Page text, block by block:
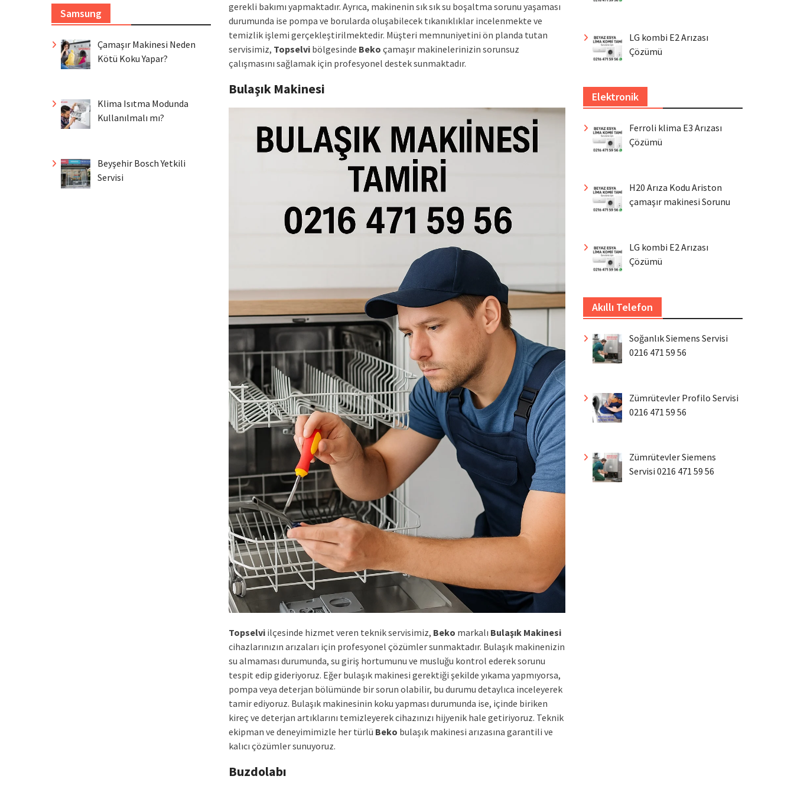
gerekli bakımı yapmaktadır. Ayrıca, makinenin sık sık su boşaltma sorunu yaşaması
durumunda ise pompa ve borularda oluşabilecek tıkanıklıklar incelenmekte ve
temizlik işlemi gerçekleştirilmektedir. Müşteri memnuniyetini ön planda tutan
servisimiz, Topselvi bölgesinde Beko çamaşır makinelerinizin sorunsuz
çalışmasını sağlamak için profesyonel destek sunmaktadır.
Bulaşık Makinesi
Topselvi ilçesinde hizmet veren teknik servisimiz, Beko markalı Bulaşık Makinesi
cihazlarınızın arızaları için profesyonel çözümler sunmaktadır. Bulaşık makinenizin
su almaması durumunda, su giriş hortumunu ve musluğu kontrol ederek sorunu
tespit edip gideriyoruz. Eğer bulaşık makinesi gerektiği şekilde yıkama yapmıyorsa,
pompa veya deterjan bölümünde bir sorun olabilir, bu durumu detaylıca inceleyerek
tamir ediyoruz. Bulaşık makinesinin koku yapması durumunda ise, içinde biriken
kireç ve deterjan artıklarını temizleyerek cihazınızı hijyenik hale getiriyoruz. Teknik
ekipman ve deneyimimizle her türlü Beko bulaşık makinesi arızasına garantili ve
kalıcı çözümler sunuyoruz.
Buzdolabı
LG kombi E2 Arızası
Çözümü
Elektronik
Ferroli klima E3 Arızası
Çözümü
H20 Arıza Kodu Ariston
çamaşır makinesi Sorunu
LG kombi E2 Arızası
Çözümü
Akıllı Telefon
Soğanlık Siemens Servisi
0216 471 59 56
Zümrütevler Profilo Servisi
0216 471 59 56
Zümrütevler Siemens
Servisi 0216 471 59 56
Samsung
Çamaşır Makinesi Neden
Kötü Koku Yapar?
Klima Isıtma Modunda
Kullanılmalı mı?
Beyşehir Bosch Yetkili
Servisi